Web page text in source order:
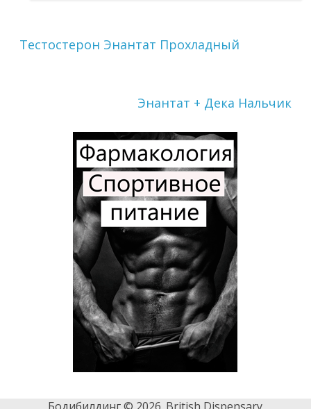
Тестостерон Энантат Прохладный
Энантат + Дека Нальчик